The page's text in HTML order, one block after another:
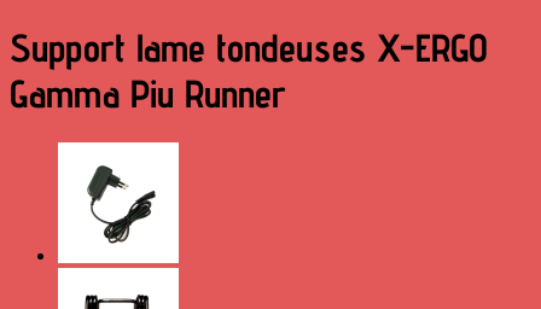
Support lame tondeuses X-ERGO
Gamma Piu Runner